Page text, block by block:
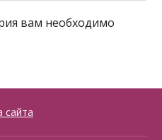
вам необходимо
сайта